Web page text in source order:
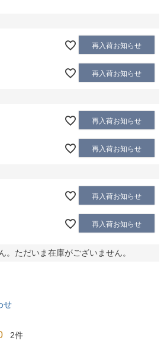
再入荷お知らせ
再入荷お知らせ
再入荷お知らせ
再入荷お知らせ
再入荷お知らせ
再入荷お知らせ
。ただいま在庫がございません。
せ
2